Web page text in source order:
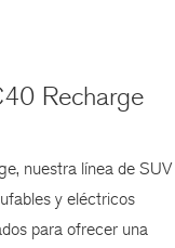
Recharge
nuestra línea de SUV
y eléctricos
para ofrecer una